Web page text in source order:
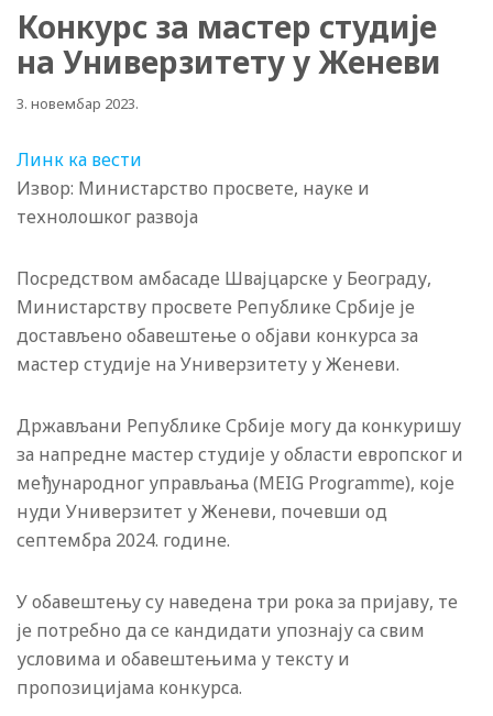
Конкурс за мастер студије
на Универзитету у Женеви
3. новембар 2023.
Линк ка вести
Извор: Министарство просвете, науке и
технолошког развоја
Посредством амбасаде Швајцарске у Београду,
Министарству просвете Републике Србије је
достављено обавештење о објави конкурса за
мастер студије на Универзитету у Женеви.
Држављани Републике Србије могу да конкуришу
за напредне мастер студије у области европског и
међународног управљања (MEIG Programme), које
нуди Универзитет у Женеви, почевши од
септембра 2024. године.
У обавештењу су наведена три рока за пријаву, те
је потребно да се кандидати упознају са свим
условима и обавештењима у тексту и
пропозицијама конкурса.